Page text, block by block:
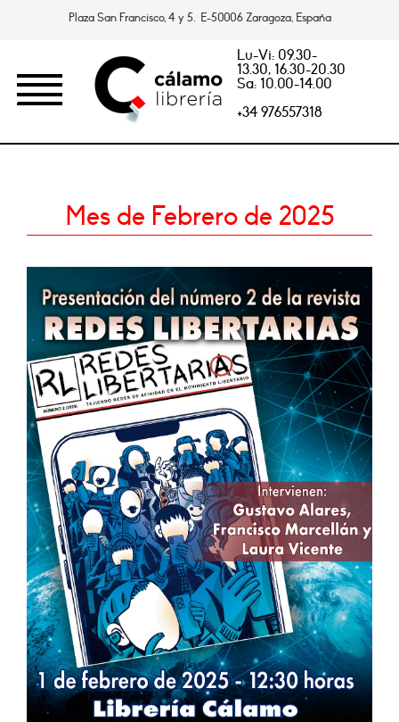
Plaza San Francisco, 4 y 5. E-50006 Zaragoza, España
Lu-Vi: 09.30-
13.30, 16.30-20.30
Sa: 10.00-14.00
+34 976557318
Mes de Febrero de 2025